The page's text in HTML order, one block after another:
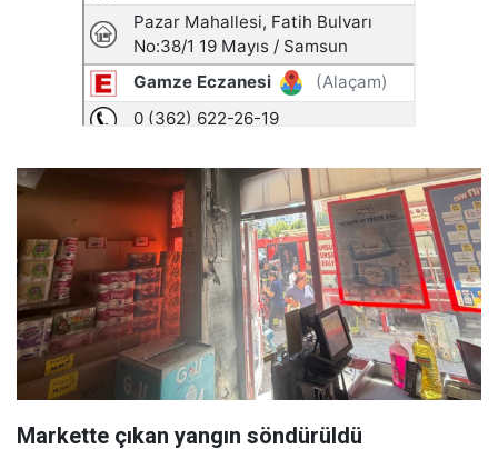
Markette çıkan yangın söndürüldü